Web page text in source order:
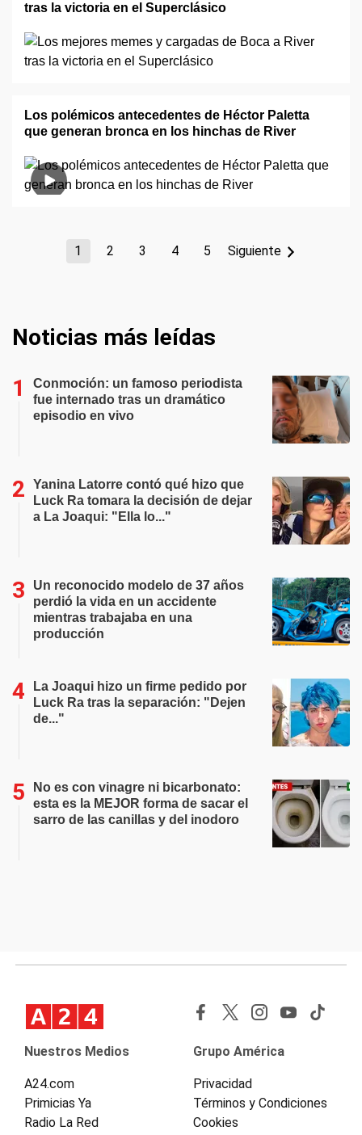
tras la victoria en el Superclásico
Los polémicos antecedentes de Héctor Paletta
que generan bronca en los hinchas de River
1 2 3 4 5 Siguiente
Noticias más leídas
Conmoción: un famoso periodista
fue internado tras un dramático
episodio en vivo
Yanina Latorre contó qué hizo que
Luck Ra tomara la decisión de dejar
a La Joaqui: "Ella lo..."
Un reconocido modelo de 37 años
perdió la vida en un accidente
mientras trabajaba en una
producción
La Joaqui hizo un firme pedido por
Luck Ra tras la separación: "Dejen
de..."
No es con vinagre ni bicarbonato:
esta es la MEJOR forma de sacar el
sarro de las canillas y del inodoro
Nuestros Medios
A24.com
Primicias Ya
Radio La Red
Grupo América
Privacidad
Términos y Condiciones
Cookies